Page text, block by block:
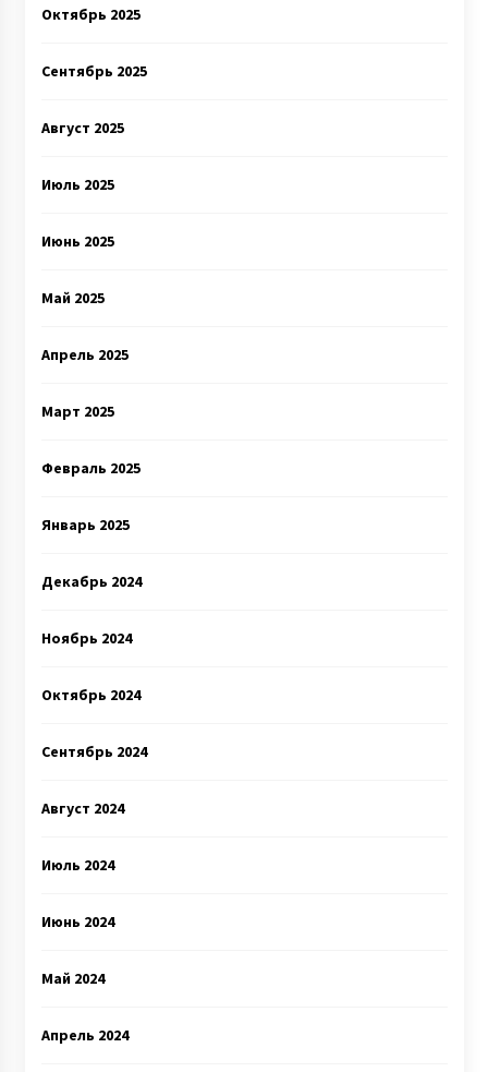
Октябрь 2025
Сентябрь 2025
Август 2025
Июль 2025
Июнь 2025
Май 2025
Апрель 2025
Март 2025
Февраль 2025
Январь 2025
Декабрь 2024
Ноябрь 2024
Октябрь 2024
Сентябрь 2024
Август 2024
Июль 2024
Июнь 2024
Май 2024
Апрель 2024